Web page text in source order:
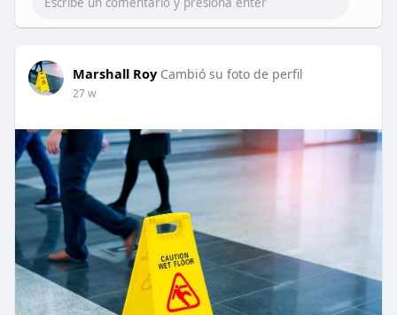
Marshall Roy Cambió su foto de perfil
27 w